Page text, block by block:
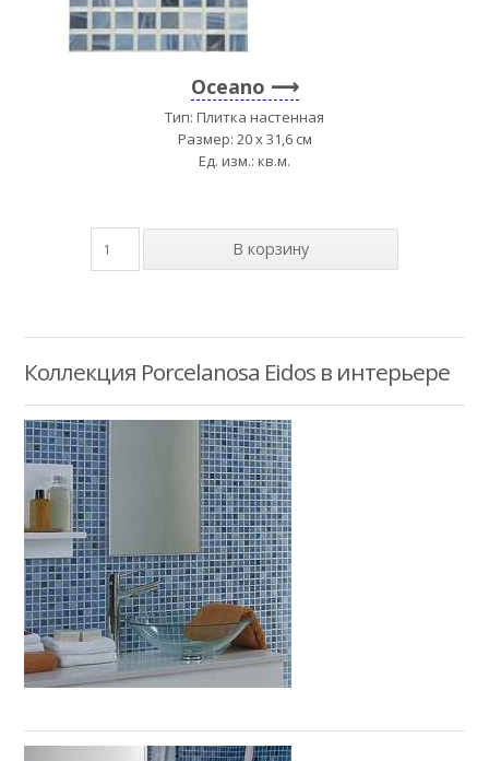
Oceano
Тип: Плитка настенная
Размер: 20 x 31,6 см
Ед. изм.: кв.м.
Коллекция Porcelanosa Eidos в интерьере